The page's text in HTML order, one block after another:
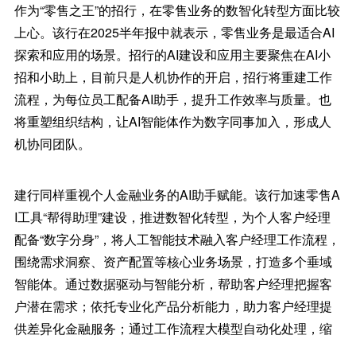
作为“零售之王”的招行，在零售业务的数智化转型方面比较
上心。该行在2025半年报中就表示，零售业务是最适合AI
探索和应用的场景。招行的AI建设和应用主要聚焦在AI小
招和小助上，目前只是人机协作的开启，招行将重建工作
流程，为每位员工配备AI助手，提升工作效率与质量。也
将重塑组织结构，让AI智能体作为数字同事加入，形成人
机协同团队。
建行同样重视个人金融业务的AI助手赋能。该行加速零售A
I工具“帮得助理”建设，推进数智化转型，为个人客户经理
配备“数字分身”，将人工智能技术融入客户经理工作流程，
围绕需求洞察、资产配置等核心业务场景，打造多个垂域
智能体。通过数据驱动与智能分析，帮助客户经理把握客
户潜在需求；依托专业化产品分析能力，助力客户经理提
供差异化金融服务；通过工作流程大模型自动化处理，缩